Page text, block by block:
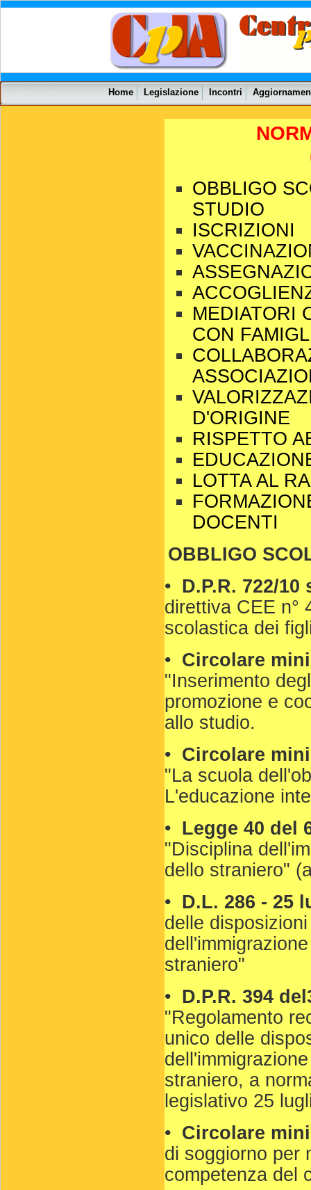
Home Legislazione Incontri
OBBLIGO
STUDIO
ISCRIZIONI
MEDIATORI
CON
D'ORIGINE
RISPETTO
LOTTA AL
DOCENTI
OBBLIGO
• D.P.R. 722/
direttiva CEE n°
scolastica dei
• Circolare
"Inserimento
promozione e
allo studio.
• Circolare
"La scuola
L'educazione
• Legge 40 del
"Disciplina
dello straniero"
• D.L. 286 - 25
delle
straniero"
• D.P.R. 394
"Regolamento
unico delle
stranie­ro, a
legislativo 25
• Circolare
di soggiorno per
competenza del